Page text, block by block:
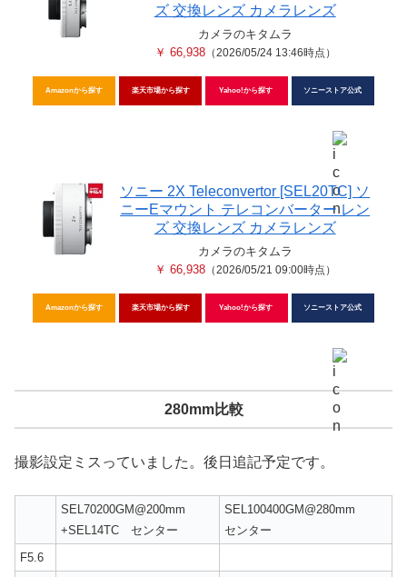
ズ 交換レンズ カメラレンズ
カメラのキタムラ
￥ 66,938（2026/05/24 13:46時点）
Amazonから探す 楽天市場から探す Yahoo!から探す ソニーストア公式
ソニー 2X Teleconvertor [SEL20TC] ソ
ニーEマウント テレコンバーター レン
ズ 交換レンズ カメラレンズ
カメラのキタムラ
￥ 66,938（2026/05/21 09:00時点）
Amazonから探す 楽天市場から探す Yahoo!から探す ソニーストア公式
280mm比較
撮影設定ミスっていました。後日追記予定です。
SEL70200GM@200mm
+SEL14TC センター
SEL100400GM@280mm
センター
F5.6